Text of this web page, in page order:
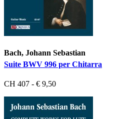
Bach, Johann Sebastian
Suite BWV 996 per Chitarra
CH 407 - € 9,50